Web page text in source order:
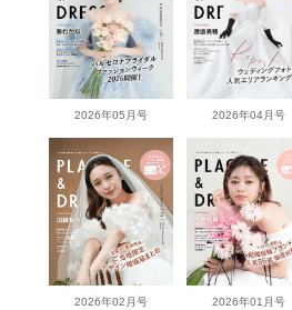
2026年05月号 2026年04月号
2026年02月号 2026年01月号